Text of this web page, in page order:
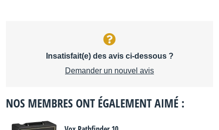
Insatisfait(e) des avis ci-dessous ?
Demander un nouvel avis
NOS MEMBRES ONT ÉGALEMENT AIMÉ :